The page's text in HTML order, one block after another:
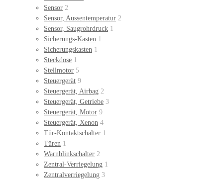
Sensor 2
Sensor, Aussentemperatur 2
Sensor, Saugrohrdruck 1
Sicherungs-Kasten 1
Sicherungskasten 1
Steckdose 1
Stellmotor 5
Steuergerät 9
Steuergerät, Airbag 2
Steuergerät, Getriebe 3
Steuergerät, Motor 9
Steuergerät, Xenon 4
Tür-Kontaktschalter 1
Türen 1
Warnblinkschalter 2
Zentral-Verriegelung 1
Zentralverriegelung 3